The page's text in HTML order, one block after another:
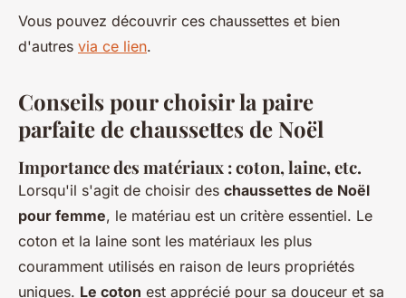
Vous pouvez découvrir ces chaussettes et bien
d'autres via ce lien.
Conseils pour choisir la paire
parfaite de chaussettes de Noël
Importance des matériaux : coton, laine, etc.
Lorsqu'il s'agit de choisir des chaussettes de Noël
pour femme, le matériau est un critère essentiel. Le
coton et la laine sont les matériaux les plus
couramment utilisés en raison de leurs propriétés
uniques. Le coton est apprécié pour sa douceur et sa